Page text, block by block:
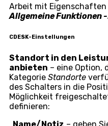
Name – geben Sie den
(gegebenenfalls des
Elementtypdie Option
angezeigt und der Name
Einstellungen dieser
Beschreibung– Sie
Elements angeben, die
angezeigt wird. Das Feld
KategorieKatalog der
verfügbar